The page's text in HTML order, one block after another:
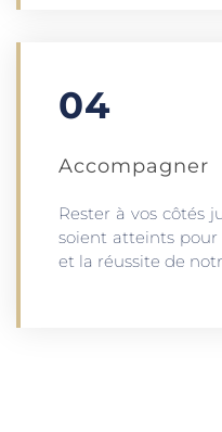
04
Accompagner
Rester à vos côtés
soient atteints
et la réussite de